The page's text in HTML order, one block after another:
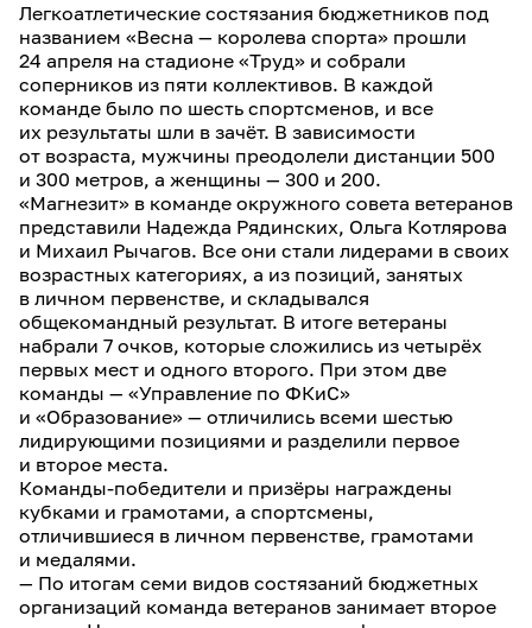
Легкоатлетические состязания бюджетников под
названием «Весна — королева спорта» прошли
24 апреля на стадионе «Труд» и собрали
соперников из пяти коллективов. В каждой
команде было по шесть спортсменов, и все
их результаты шли в зачёт. В зависимости
от возраста, мужчины преодолели дистанции 500
и 300 метров, а женщины — 300 и 200.
«Магнезит» в команде окружного совета ветеранов
представили Надежда Рядинских, Ольга Котлярова
и Михаил Рычагов. Все они стали лидерами в своих
возрастных категориях, а из позиций, занятых
в личном первенстве, и складывался
общекомандный результат. В итоге ветераны
набрали 7 очков, которые сложились из четырёх
первых мест и одного второго. При этом две
команды — «Управление по ФКиС»
и «Образование» — отличились всеми шестью
лидирующими позициями и разделили первое
и второе места.
Команды-победители и призёры награждены
кубками и грамотами, а спортсмены,
отличившиеся в личном первенстве, грамотами
и медалями.
— По итогам семи видов состязаний бюджетных
организаций команда ветеранов занимает второе